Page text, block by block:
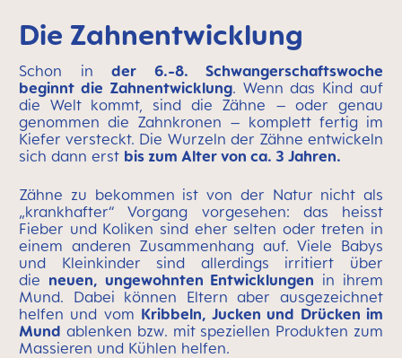
Die Zahnentwicklung
Schon in der 6.-8. Schwangerschaftswoche
beginnt die Zahnentwicklung. Wenn das Kind auf
die Welt kommt, sind die Zähne – oder genau
genommen die Zahnkronen – komplett fertig im
Kiefer versteckt. Die Wurzeln der Zähne entwickeln
sich dann erst bis zum Alter von ca. 3 Jahren.
Zähne zu bekommen ist von der Natur nicht als
„krankhafter“ Vorgang vorgesehen: das heisst
Fieber und Koliken sind eher selten oder treten in
einem anderen Zusammenhang auf. Viele Babys
und Kleinkinder sind allerdings irritiert über
die neuen, ungewohnten Entwicklungen in ihrem
Mund. Dabei können Eltern aber ausgezeichnet
helfen und vom Kribbeln, Jucken und Drücken im
Mund ablenken bzw. mit speziellen Produkten zum
Massieren und Kühlen helfen.